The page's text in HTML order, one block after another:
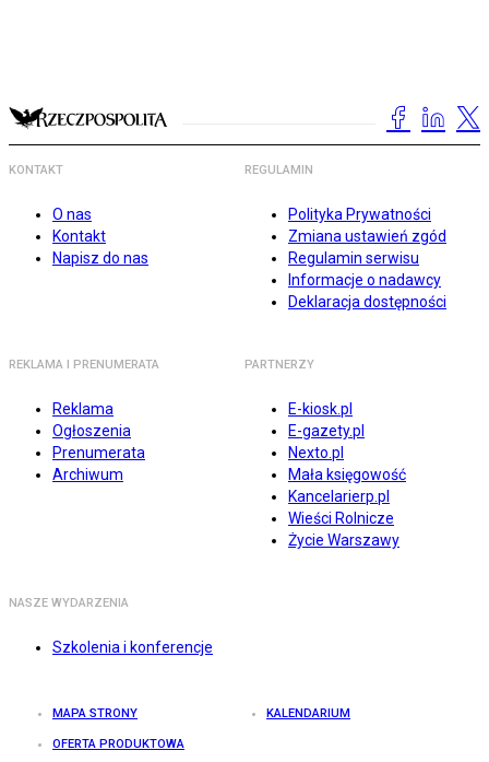
KONTAKT
O nas
Kontakt
Napisz do nas
REGULAMIN
Polityka Prywatności
Zmiana ustawień zgód
Regulamin serwisu
Informacje o nadawcy
Deklaracja dostępności
REKLAMA I PRENUMERATA
Reklama
Ogłoszenia
Prenumerata
Archiwum
PARTNERZY
E-kiosk.pl
E-gazety.pl
Nexto.pl
Mała księgowość
Kancelarierp.pl
Wieści Rolnicze
Życie Warszawy
NASZE WYDARZENIA
Szkolenia i konferencje
MAPA STRONY KALENDARIUM
OFERTA PRODUKTOWA